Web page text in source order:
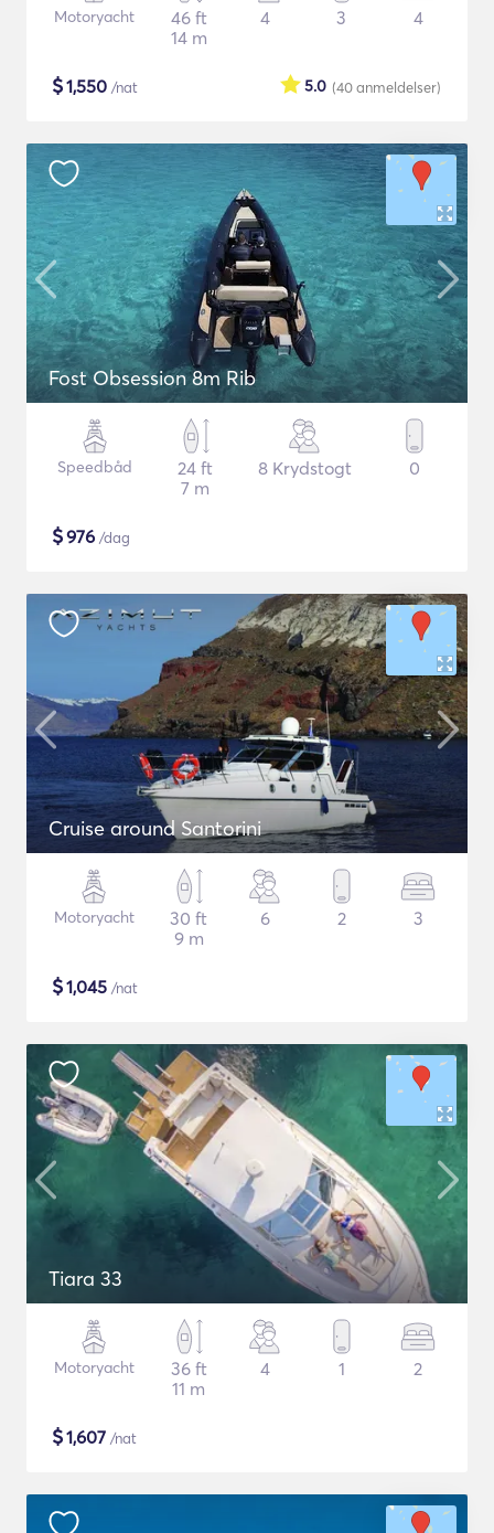
Motoryacht
46 ft
14 m
4 3 4
$1,550 /nat (40anmeldelser)
5.0
Fost Obsession 8m Rib
Speedbåd
24 ft
7 m
8 Krydstogt 0
$976 /dag
Cruise around Santorini
Motoryacht
30 ft
9 m
6 2 3
$1,045 /nat
Tiara 33
Motoryacht
36 ft
11 m
4 1 2
$1,607 /nat